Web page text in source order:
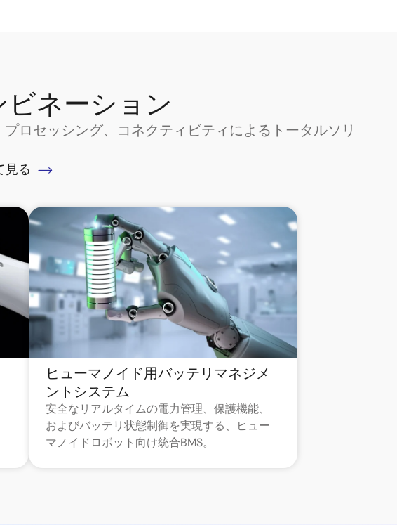
ネーション
ロセッシング、コネクティビティによるトータルソリ
見る
ヒューマノイド用バッテリマネジメ
ントシステム
安全なリアルタイムの電力管理、保護機能、
およびバッテリ状態制御を実現する、ヒュー
マノイドロボット向け統合BMS。